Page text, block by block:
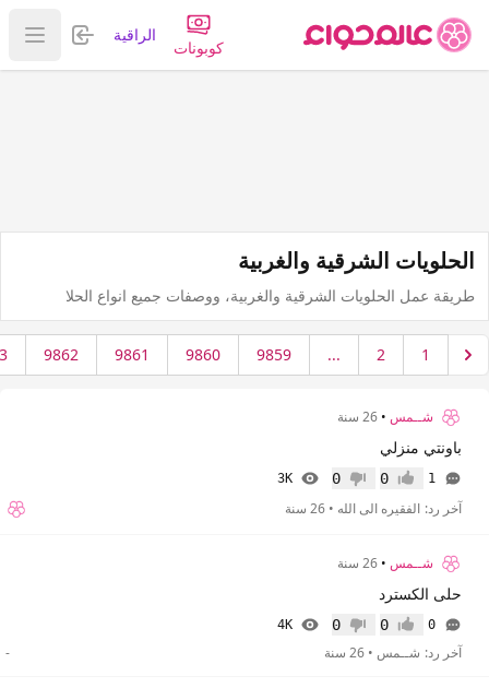
كوبونات
الراقية تسجيل
عرض
الحلويات الشرقية والغربية
طريقة عمل الحلويات الشرقية والغربية، ووصفات جميع انواع الحلا
1
2
...
9859
9860
9861
9862
شــمس • 26 سنة
باونتي منزلي
1 إعجاب0 عدم إعجاب
0
3K
آخر رد: الفقيره الى الله • 26 سنة
شــمس • 26 سنة
حلى الكسترد
0 إعجاب0 عدم إعجاب
0
4K
آخر رد: شــمس • 26 سنة -